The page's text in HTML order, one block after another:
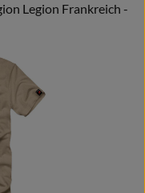
Legion Frankreich -